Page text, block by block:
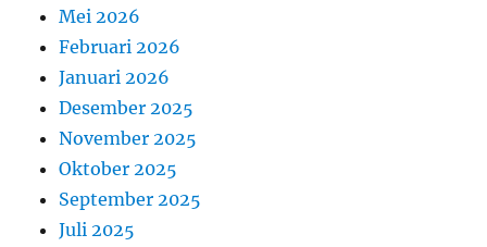
Mei 2026
Februari 2026
Januari 2026
Desember 2025
November 2025
Oktober 2025
September 2025
Juli 2025